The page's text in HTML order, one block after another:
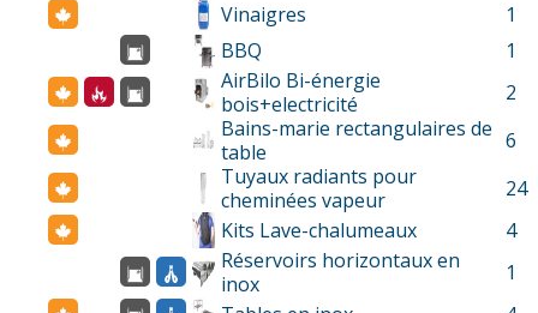
Vinaigres
1
BBQ
1
AirBilo Bi-énergie
bois+electricité
2
Bains-marie rectangulaires de
table
6
Tuyaux radiants pour
cheminées vapeur
24
Kits Lave-chalumeaux
4
Réservoirs horizontaux en
inox
1